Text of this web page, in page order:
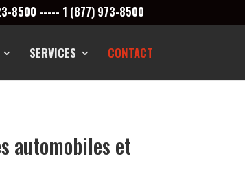
8500 ----- 1 (877) 973-8500
SERVICES CONTACT
automobiles et